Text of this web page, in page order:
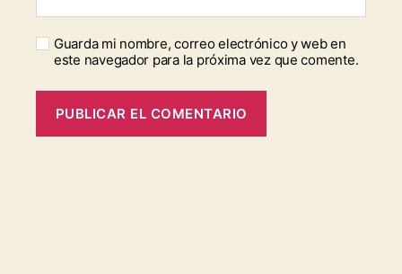
Guarda mi nombre, correo electrónico y web en
este navegador para la próxima vez que comente.